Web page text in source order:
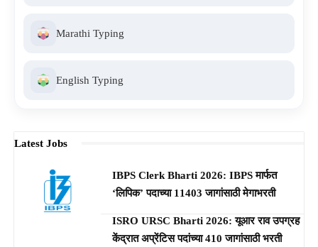
Marathi Typing
English Typing
Latest Jobs
IBPS Clerk Bharti 2026: IBPS मार्फत
‘लिपिक’ पदाच्या 11403 जागांसाठी मेगाभरती
ISRO URSC Bharti 2026: यूआर राव उपग्रह
केंद्रात अप्रेंटिस पदांच्या 410 जागांसाठी भरती